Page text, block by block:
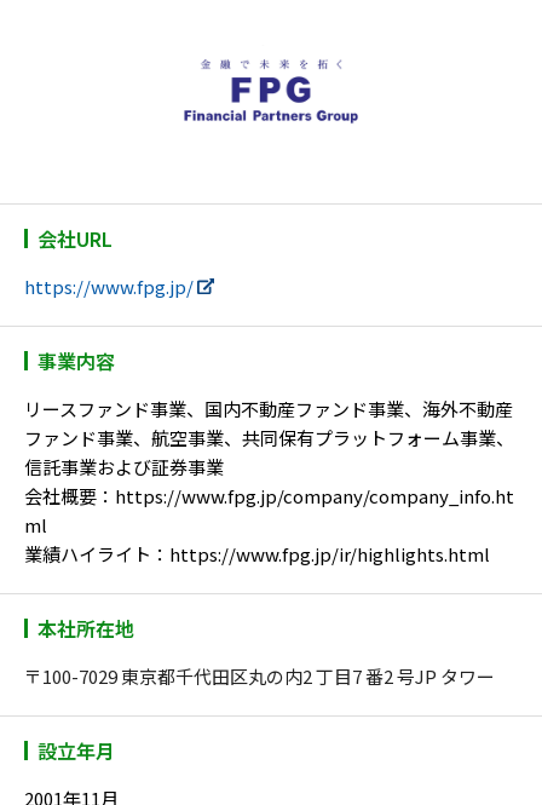
会社URL
https://www.fpg.jp/
事業内容
リースファンド事業、国内不動産ファンド事業、海外不動産
ファンド事業、航空事業、共同保有プラットフォーム事業、
信託事業および証券事業
会社概要：https://www.fpg.jp/company/company_info.ht
ml
業績ハイライト：https://www.fpg.jp/ir/highlights.html
本社所在地
〒100-7029 東京都千代田区丸の内2 丁目7 番2 号JP タワー
設立年月
2001年11月